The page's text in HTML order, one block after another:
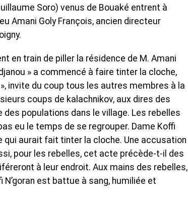
Soro) venus de Bouaké entrent à
Amani Goly François, ancien directeur
en train de piller la résidence de M. Amani
» a commencé à faire tinter la cloche,
invite du coup tous les autres membres à la
coups de kalachnikov, aux dires des
des populations dans le village. Les rebelles
eu le temps de se regrouper. Dame Koffi
qui aurait fait tinter la cloche. Une accusation
pour les rebelles, cet acte précède-t-il des
à leur endroit. Aux mains des rebelles,
est battue à sang, humiliée et